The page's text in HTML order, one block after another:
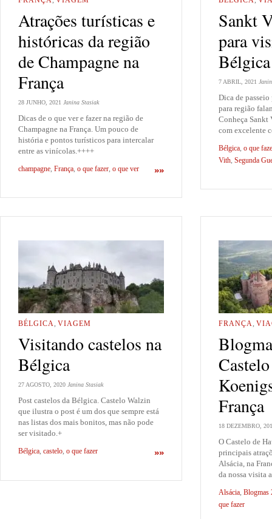
Atrações turísticas e
históricas da região
de Champagne na
França
28 JUNHO, 2021 Janina Stasiak
Dicas de o que ver e fazer na região de
Champagne na França. Um pouco de
história e pontos turísticos para intercalar
entre as vinícolas.++++
»»
champagne França o que fazer o que ver
Sankt
para
Bélgica
7 ABRIL, 2021
Dica de
para região
Conheça Sankt
com excelente
Bélgica o que
Vith Segunda
BÉLGICA, VIAGEM
Visitando castelos na
Bélgica
27 AGOSTO, 2020 Janina Stasiak
Post castelos da Bélgica. Castelo Walzin
que ilustra o post é um dos que sempre está
nas listas dos mais bonitos, mas não pode
ser visitado.+
»»
Bélgica castelo o que fazer
FRANÇA,
França
18 DEZEMBRO,
O Castelo de
principais
Alsácia, na
da nossa visita
Alsácia Blogmas
que fazer